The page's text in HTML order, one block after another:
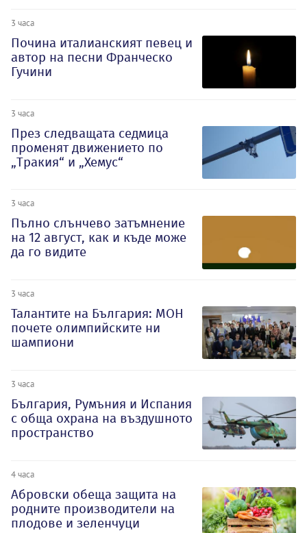
3 часа
Почина италианският певец и
автор на песни Франческо
Гучини
3 часа
През следващата седмица
променят движението по
„Тракия“ и „Хемус“
3 часа
Пълно слънчево затъмнение
на 12 август, как и къде може
да го видите
3 часа
Талантите на България: МОН
почете олимпийските ни
шампиони
3 часа
България, Румъния и Испания
с обща охрана на въздушното
пространство
4 часа
Абровски обеща защита на
родните производители на
плодове и зеленчуци